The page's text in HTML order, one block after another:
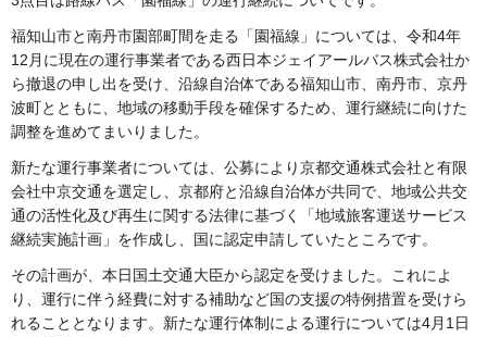
福知山市と南丹市園部町間を走る「園福線」については、令和4年
12月に現在の運行事業者である西日本ジェイアールバス株式会社か
ら撤退の申し出を受け、沿線自治体である福知山市、南丹市、京丹
波町とともに、地域の移動手段を確保するため、運行継続に向けた
調整を進めてまいりました。
新たな運行事業者については、公募により京都交通株式会社と有限
会社中京交通を選定し、京都府と沿線自治体が共同で、地域公共交
通の活性化及び再生に関する法律に基づく「地域旅客運送サービス
継続実施計画」を作成し、国に認定申請していたところです。
その計画が、本日国土交通大臣から認定を受けました。これによ
り、運行に伴う経費に対する補助など国の支援の特例措置を受けら
れることとなります。新たな運行体制による運行については4月1日